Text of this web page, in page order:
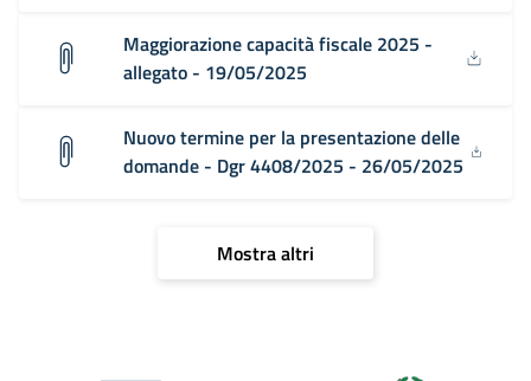
Maggiorazione capacità fiscale 2025 -
allegato - 19/05/2025
Nuovo termine per la presentazione delle
domande - Dgr 4408/2025 - 26/05/2025
Mostra altri